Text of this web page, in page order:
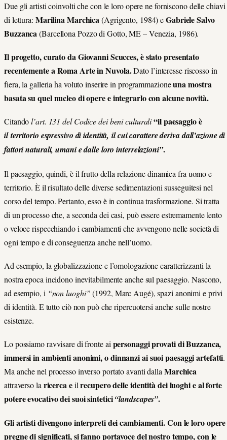
Due gli artisti coinvolti che con le loro opere ne forniscono delle chiavi
di lettura: Marilina Marchica(Agrigento, 1984) eGabriele Salvo
Buzzanca(Barcellona Pozzo di Gotto, ME – Venezia, 1986).
Il progetto, curato da Giovanni Scucces, è stato presentato
recentemente a Roma Arte in Nuvola.Dato l’interesse riscosso in
fiera, la galleria ha voluto inserire in programmazioneuna mostra
basata su quel nucleo di opere e integrarlo con alcune novità.
Citandol’art. 131 del Codice dei beni culturali“il paesaggio è
il territorio espressivo di identità, il cui carattere deriva dall’azione di
fattori naturali, umani e dalle loro interrelazioni”.
Il paesaggio, quindi, è il frutto della relazione dinamica fra uomo e
territorio. È il risultato delle diverse sedimentazioni susseguitesi nel
corso del tempo. Pertanto, esso è in continua trasformazione. Si tratta
di un processo che, a seconda dei casi, può essere estremamente lento
o veloce rispecchiando i cambiamenti che avvengono nelle società di
ogni tempo e di conseguenza anche nell’uomo.
Ad esempio, la globalizzazione e l’omologazione caratterizzanti la
nostra epoca incidono inevitabilmente anche sul paesaggio. Nascono,
ad esempio, i “non luoghi”(1992, Marc Augé), spazi anonimi e privi
di identità. E tutto ciò non può che ripercuotersi anche sulle nostre
esistenze.
Lo possiamo ravvisare di fronte ai personaggi provati di Buzzanca,
immersi in ambienti anonimi, o dinnanzi ai suoi paesaggi artefatti.
Ma anche nel processo inverso portato avanti dalla Marchica
attraverso la ricerca eilrecupero delle identità dei luoghi e al forte
potere evocativo dei suoi sintetici“landscapes”.
Gli artisti divengono interpreti dei cambiamenti. Con le loro opere
pregne di significati, si fanno portavoce del nostro tempo, con le